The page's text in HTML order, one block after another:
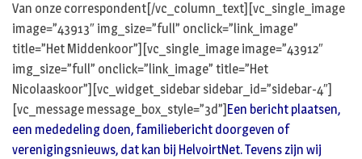
Van onze correspondent[/vc_column_text][vc_single_image
image=”43913″ img_size=”full” onclick=”link_image”
title=”Het Middenkoor”][vc_single_image image=”43912″
img_size=”full” onclick=”link_image” title=”Het
Nicolaaskoor”][vc_widget_sidebar sidebar_id=”sidebar-4″]
[vc_message message_box_style=”3d”] Een bericht plaatsen,
een mededeling doen, familiebericht doorgeven of
verenigingsnieuws, dat kan bij HelvoirtNet. Tevens zijn wij